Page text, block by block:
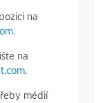
na
.
na
.
médií